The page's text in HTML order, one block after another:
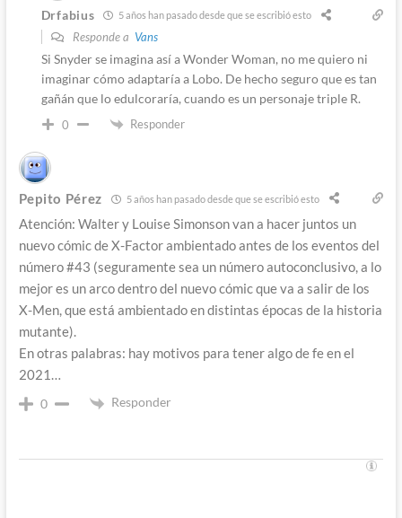
Drfabius 5 años han pasado desde que se escribió esto
Responde a Vans
Si Snyder se imagina así a Wonder Woman, no me quiero ni
imaginar cómo adaptaría a Lobo. De hecho seguro que es tan
gañán que lo edulcoraría, cuando es un personaje triple R.
0 Responder
Pepito Pérez 5 años han pasado desde que se escribió esto
Atención: Walter y Louise Simonson van a hacer juntos un
nuevo cómic de X-Factor ambientado antes de los eventos del
número #43 (seguramente sea un número autoconclusivo, a lo
mejor es un arco dentro del nuevo cómic que va a salir de los
X-Men, que está ambientado en distintas épocas de la historia
mutante).
En otras palabras: hay motivos para tener algo de fe en el
2021…
0 Responder